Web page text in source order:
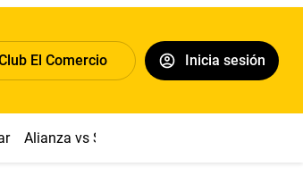
El Comercio Inicia sesión
Alianza vs Sport Boys